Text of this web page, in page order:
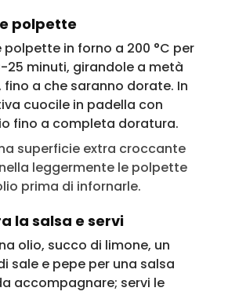
polpette
polpette in forno a 200 °C per
25 minuti, girandole a metà
a che saranno dorate. In
cuocile in padella con
fino a completa doratura.
superficie extra croccante
leggermente le polpette
prima di infornarle.
la salsa e servi
olio, succo di limone, un
sale e pepe per una salsa
accompagnare; servi le